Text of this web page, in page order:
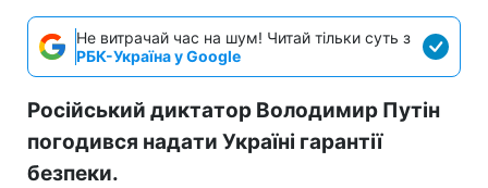
Не витрачай час на шум! Читай тільки суть з
РБК-Україна у Google
Російський диктатор Володимир Путін
погодився надати Україні гарантії
безпеки.